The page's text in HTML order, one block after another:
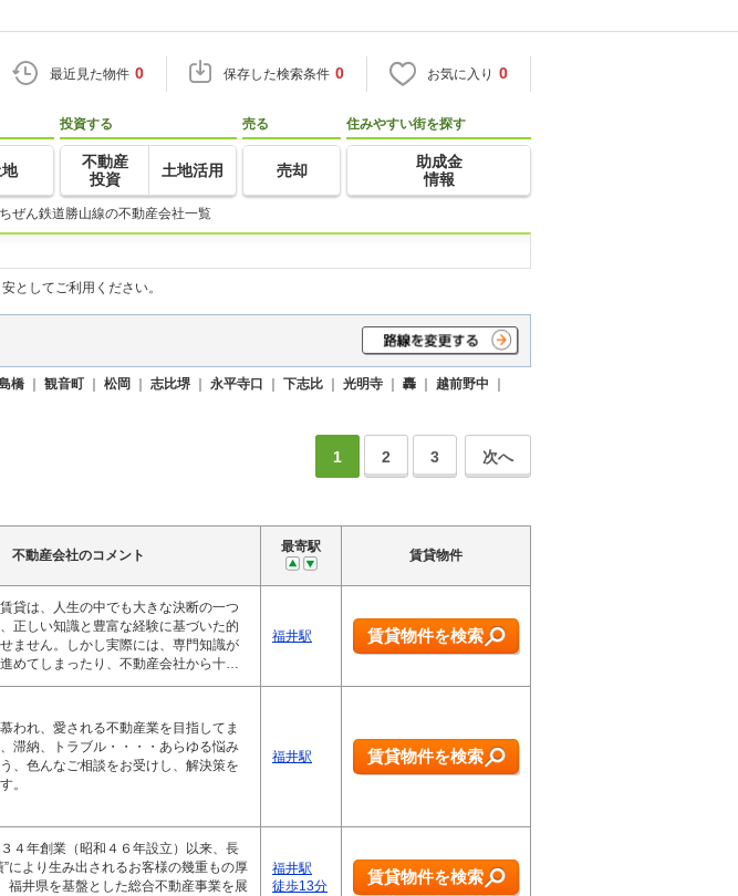
最近見た物件 0 保存した検索条件 0 お気に入り 0
投資する
不動産
投資
土地活用
売る
売却
住みやすい街を探す
助成金
情報
ぜん鉄道勝山線の不動産会社一覧
としてご利用ください。
橋 ｜ 観音町 ｜ 松岡 ｜ 志比堺 ｜ 永平寺口 ｜ 下志比 ｜ 光明寺 ｜ 轟 ｜ 越前野中 ｜
1 2 3 次へ
不動産会社のコメント
最寄駅
賃貸物件
貸は、人生の中でも大きな決断の一つ
正しい知識と豊富な経験に基づいた的
ません。しかし実際には、専門知識が
めてしまったり、不動産会社から十…
福井駅 賃貸物件を検索
われ、愛される不動産業を目指してま
滞納、トラブル・・・・あらゆる悩み
、色んなご相談をお受けし、解決策を
。
福井駅 賃貸物件を検索
４年創業（昭和４６年設立）以来、長
”により生み出されるお客様の幾重もの厚
福井県を基盤とした総合不動産事業を展
福井駅
徒歩13分
賃貸物件を検索